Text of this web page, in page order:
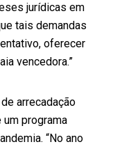
jurídicas em
tais demandas
oferecer
vencedora.”
arrecadação
programa
“No ano